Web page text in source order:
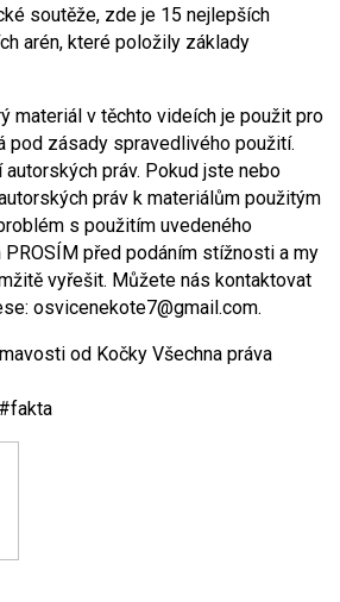
soutěže, zde je 15 nejlepších
arén, které položily základy
materiál v těchto videích je použit pro
pod zásady spravedlivého použití.
práv. Pokud jste nebo
práv k materiálům použitým
s použitím uvedeného
PROSÍM před podáním stížnosti a my
vyřešit. Můžete nás kontaktovat
osvicenekote7@gmail.com.
od Kočky Všechna práva